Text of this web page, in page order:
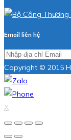
Email liên hệ
Copyright © 2015
X